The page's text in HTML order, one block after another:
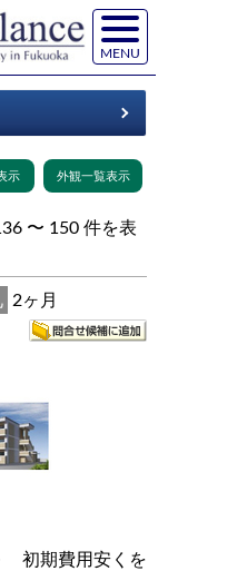
MENU
2ヶ月
初期費用安くを